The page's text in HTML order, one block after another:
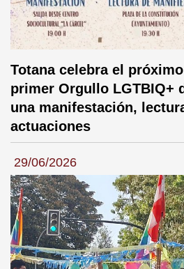
Totana celebra el
primer Orgullo LGTBIQ+
una manifestación,
actuaciones
29/06/2026